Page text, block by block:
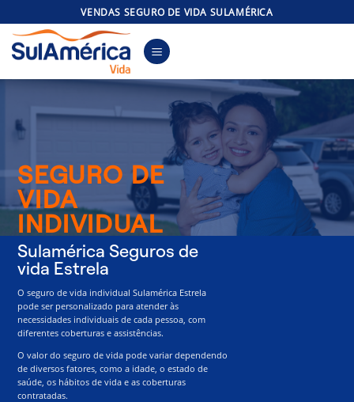
to
content
VENDAS SEGURO DE VIDA SULAMÉRICA
SEGURO DE
VIDA
INDIVIDUAL
Sulamérica Seguros de
vida Estrela
O seguro de vida individual Sulamérica Estrela
pode ser personalizado para atender às
necessidades individuais de cada pessoa, com
diferentes coberturas e assistências.
O valor do seguro de vida pode variar dependendo
de diversos fatores, como a idade, o estado de
saúde, os hábitos de vida e as coberturas
contratadas.